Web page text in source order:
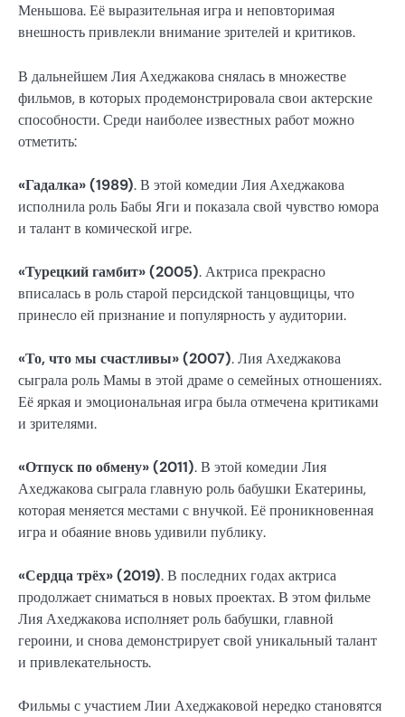
Меньшова. Её выразительная игра и неповторимая
внешность привлекли внимание зрителей и критиков.
В дальнейшем Лия Ахеджакова снялась в множестве
фильмов, в которых продемонстрировала свои актерские
способности. Среди наиболее известных работ можно
отметить:
«Гадалка» (1989). В этой комедии Лия Ахеджакова
исполнила роль Бабы Яги и показала свой чувство юмора
и талант в комической игре.
«Турецкий гамбит» (2005). Актриса прекрасно
вписалась в роль старой персидской танцовщицы, что
принесло ей признание и популярность у аудитории.
«То, что мы счастливы» (2007). Лия Ахеджакова
сыграла роль Мамы в этой драме о семейных отношениях.
Её яркая и эмоциональная игра была отмечена критиками
и зрителями.
«Отпуск по обмену» (2011). В этой комедии Лия
Ахеджакова сыграла главную роль бабушки Екатерины,
которая меняется местами с внучкой. Её проникновенная
игра и обаяние вновь удивили публику.
«Сердца трёх» (2019). В последних годах актриса
продолжает сниматься в новых проектах. В этом фильме
Лия Ахеджакова исполняет роль бабушки, главной
героини, и снова демонстрирует свой уникальный талант
и привлекательность.
Фильмы с участием Лии Ахеджаковой нередко становятся